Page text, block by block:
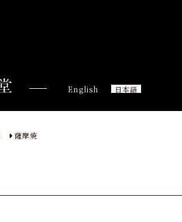
English 日本語
薩摩焼